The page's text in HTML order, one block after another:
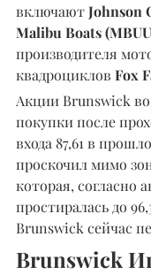
включают Johnson
Malibu Boats
производителя
квадроциклов Fox
Акции Brunswick
покупки после
входа 87,61 в
проскочил мимо
которая, согласно
простиралась до
Brunswick сейчас
Brunswick